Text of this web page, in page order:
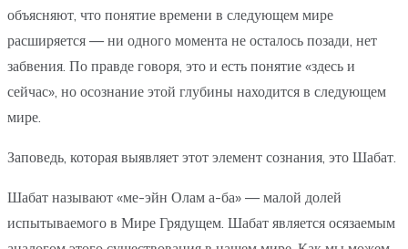
объясняют, что понятие времени в следующем мире
расширяется — ни одного момента не осталось позади, нет
забвения. По правде говоря, это и есть понятие «здесь и
сейчас», но осознание этой глубины находится в следующем
мире.
Заповедь, которая выявляет этот элемент сознания, это Шабат.
Шабат называют «ме-эйн Олам а-ба» — малой долей
испытываемого в Мире Грядущем. Шабат является осязаемым